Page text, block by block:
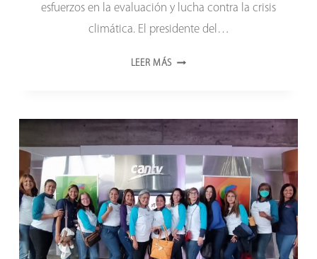
esfuerzos en la evaluación y lucha contra la crisis
climática. El presidente del…
LEER MÁS OBSERVATORIOS
ESTUDIAR
LA
CRISIS
CLIMÁTICA